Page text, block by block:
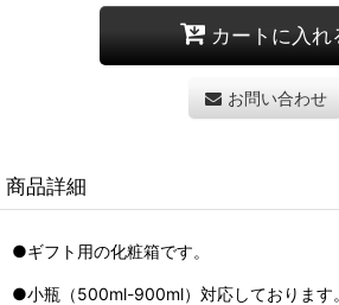
カートに入れ
お問い合わせ
商品詳細
●ギフト用の化粧箱です。
●小瓶（500ml-900ml）対応しておりま